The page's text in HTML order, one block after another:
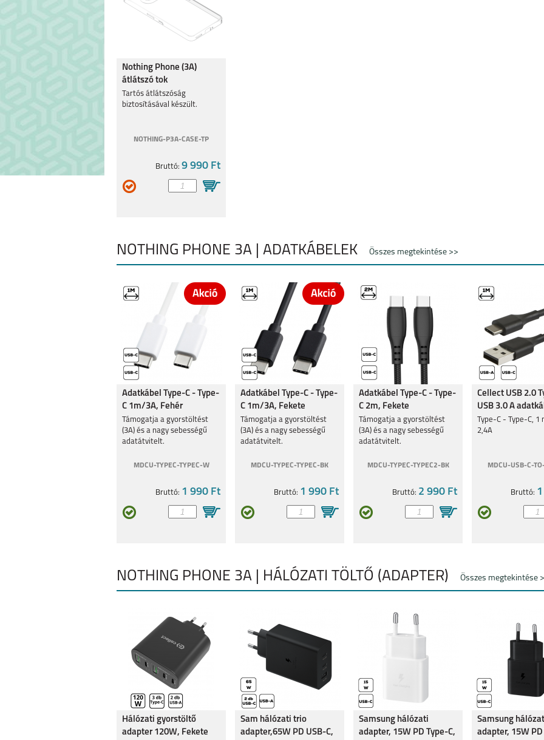
Nothing Phone (3A)
átlátszó tok
Tartós átlátszóság
biztosításával készült.
NOTHING-P3A-CASE-TP
Bruttó: 9 990 Ft
NOTHING PHONE 3A | ADATKÁBELEK Összes megtekintése >>
Adatkábel Type-C - Type-
C 1m/3A, Fehér
Támogatja a gyorstöltést
(3A) és a nagy sebességű
adatátvitelt.
MDCU-TYPEC-TYPEC-W
Bruttó: 1 990 Ft
Adatkábel Type-C - Type-
C 1m/3A, Fekete
Támogatja a gyorstöltést
(3A) és a nagy sebességű
adatátvitelt.
MDCU-TYPEC-TYPEC-BK
Bruttó: 1 990 Ft
Adatkábel Type-C - Type-
C 2m, Fekete
Támogatja a gyorstöltést
(3A) és a nagy sebességű
adatátvitelt.
MDCU-TYPEC-TYPEC2-BK
Bruttó: 2 990 Ft
Cellect USB 2.0
USB 3.0 A
Type-C - Type-C, 1
2,4A
MDCU-USB-C-
Bruttó:
NOTHING PHONE 3A | HÁLÓZATI TÖLTŐ (ADAPTER) Összes megtekintése
Hálózati gyorstöltő
adapter 120W, Fekete
Sam hálózati trio
adapter,65W PD USB-C,
Samsung hálózati
adapter, 15W PD Type-C,
Samsung
adapter, 15W PD